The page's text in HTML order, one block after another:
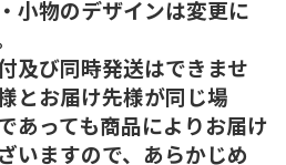
小物のデザインは変更に
及び同時発送はできませ
とお届け先様が同じ場
あっても商品によりお届け
いますので、あらかじめ